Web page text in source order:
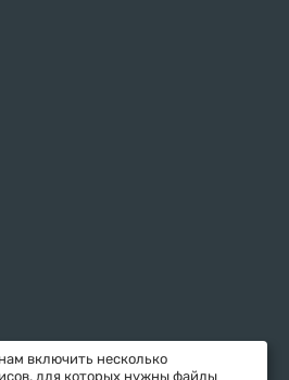
включить несколько
для которых нужны файлы